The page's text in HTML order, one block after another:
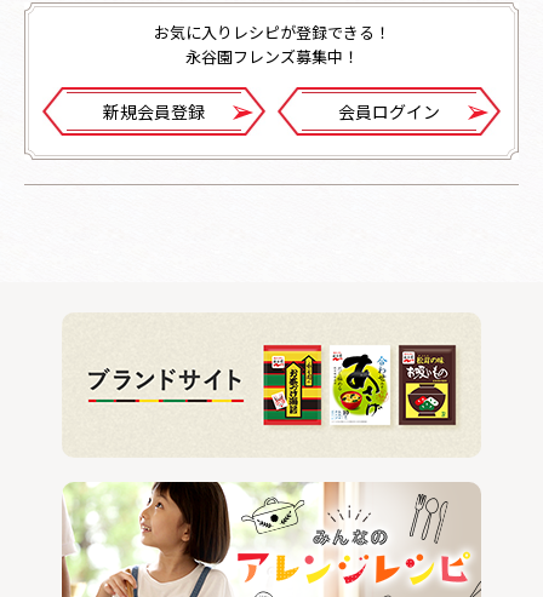
お気に入りレシピが登録できる！
永谷園フレンズ募集中！
新規会員登録 会員ログイン